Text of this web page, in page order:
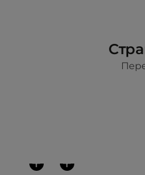
+ +